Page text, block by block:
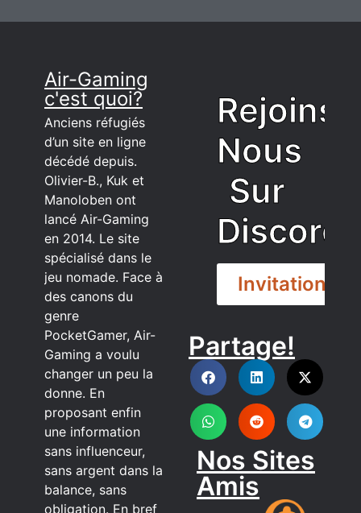
Air-Gaming
c'est quoi?
Anciens réfugiés
d’un site en ligne
décédé depuis.
Olivier-B., Kuk et
Manoloben ont
lancé Air-Gaming
en 2014. Le site
spécialisé dans le
jeu nomade. Face à
des canons du
genre
PocketGamer, Air-
Gaming a voulu
changer un peu la
donne. En
proposant enfin
une information
sans influenceur,
sans argent dans la
balance, sans
obligation. En bref
Rejoins
Nous
Sur
Discord
Invitation
DISCORD
Partage!
Nos Sites
Amis